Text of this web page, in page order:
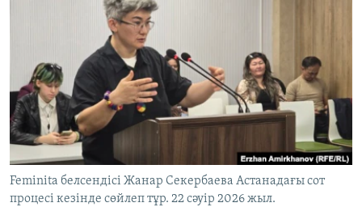
ЖАЗЫЛЫҢЫЗ
Басқа тілдерде
Feminita белсендісі Жанар Секербаева Астанадағы сот
процесі кезінде сөйлеп тұр. 22 сәуір 2026 жыл.